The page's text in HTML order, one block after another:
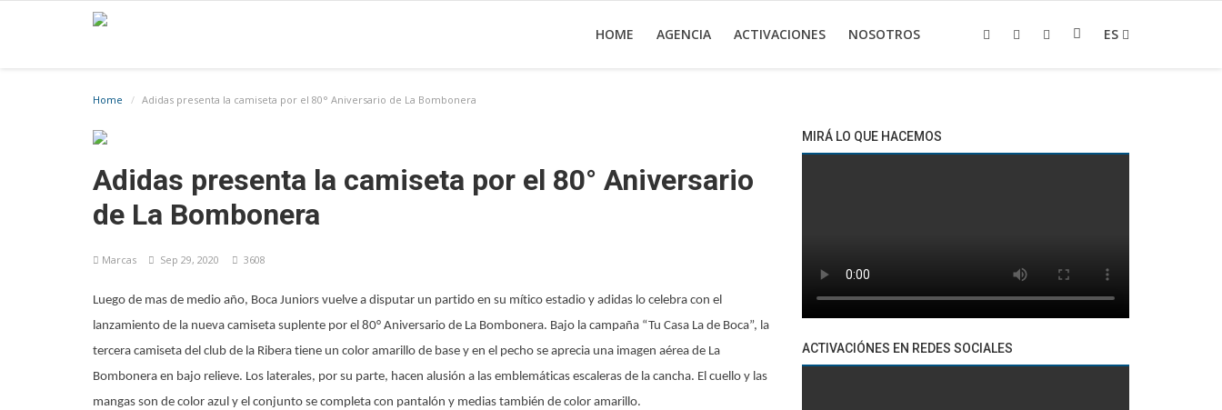
HOME AGENCIA ACTIVACIONES NOSOTROS ES
Home Adidas presenta la camiseta por el 80° Aniversario de La Bombonera
Adidas presenta la camiseta por el 80° Aniversario
de La Bombonera
Marcas Sep 29, 2020 3608
Luego de mas de medio año, Boca Juniors vuelve a disputar un partido en su mítico estadio y adidas lo celebra con el
lanzamiento de la nueva camiseta suplente por el 80° Aniversario de La Bombonera. Bajo la campaña “Tu Casa La de Boca”, la
tercera camiseta del club de la Ribera tiene un color amarillo de base y en el pecho se aprecia una imagen aérea de La
Bombonera en bajo relieve. Los laterales, por su parte, hacen alusión a las emblemáticas escaleras de la cancha. El cuello y las
mangas son de color azul y el conjunto se completa con pantalón y medias también de color amarillo.
MIRÁ LO QUE HACEMOS
ACTIVACIÓNES EN REDES SOCIALES